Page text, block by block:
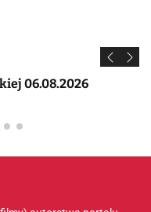
06.08.2026